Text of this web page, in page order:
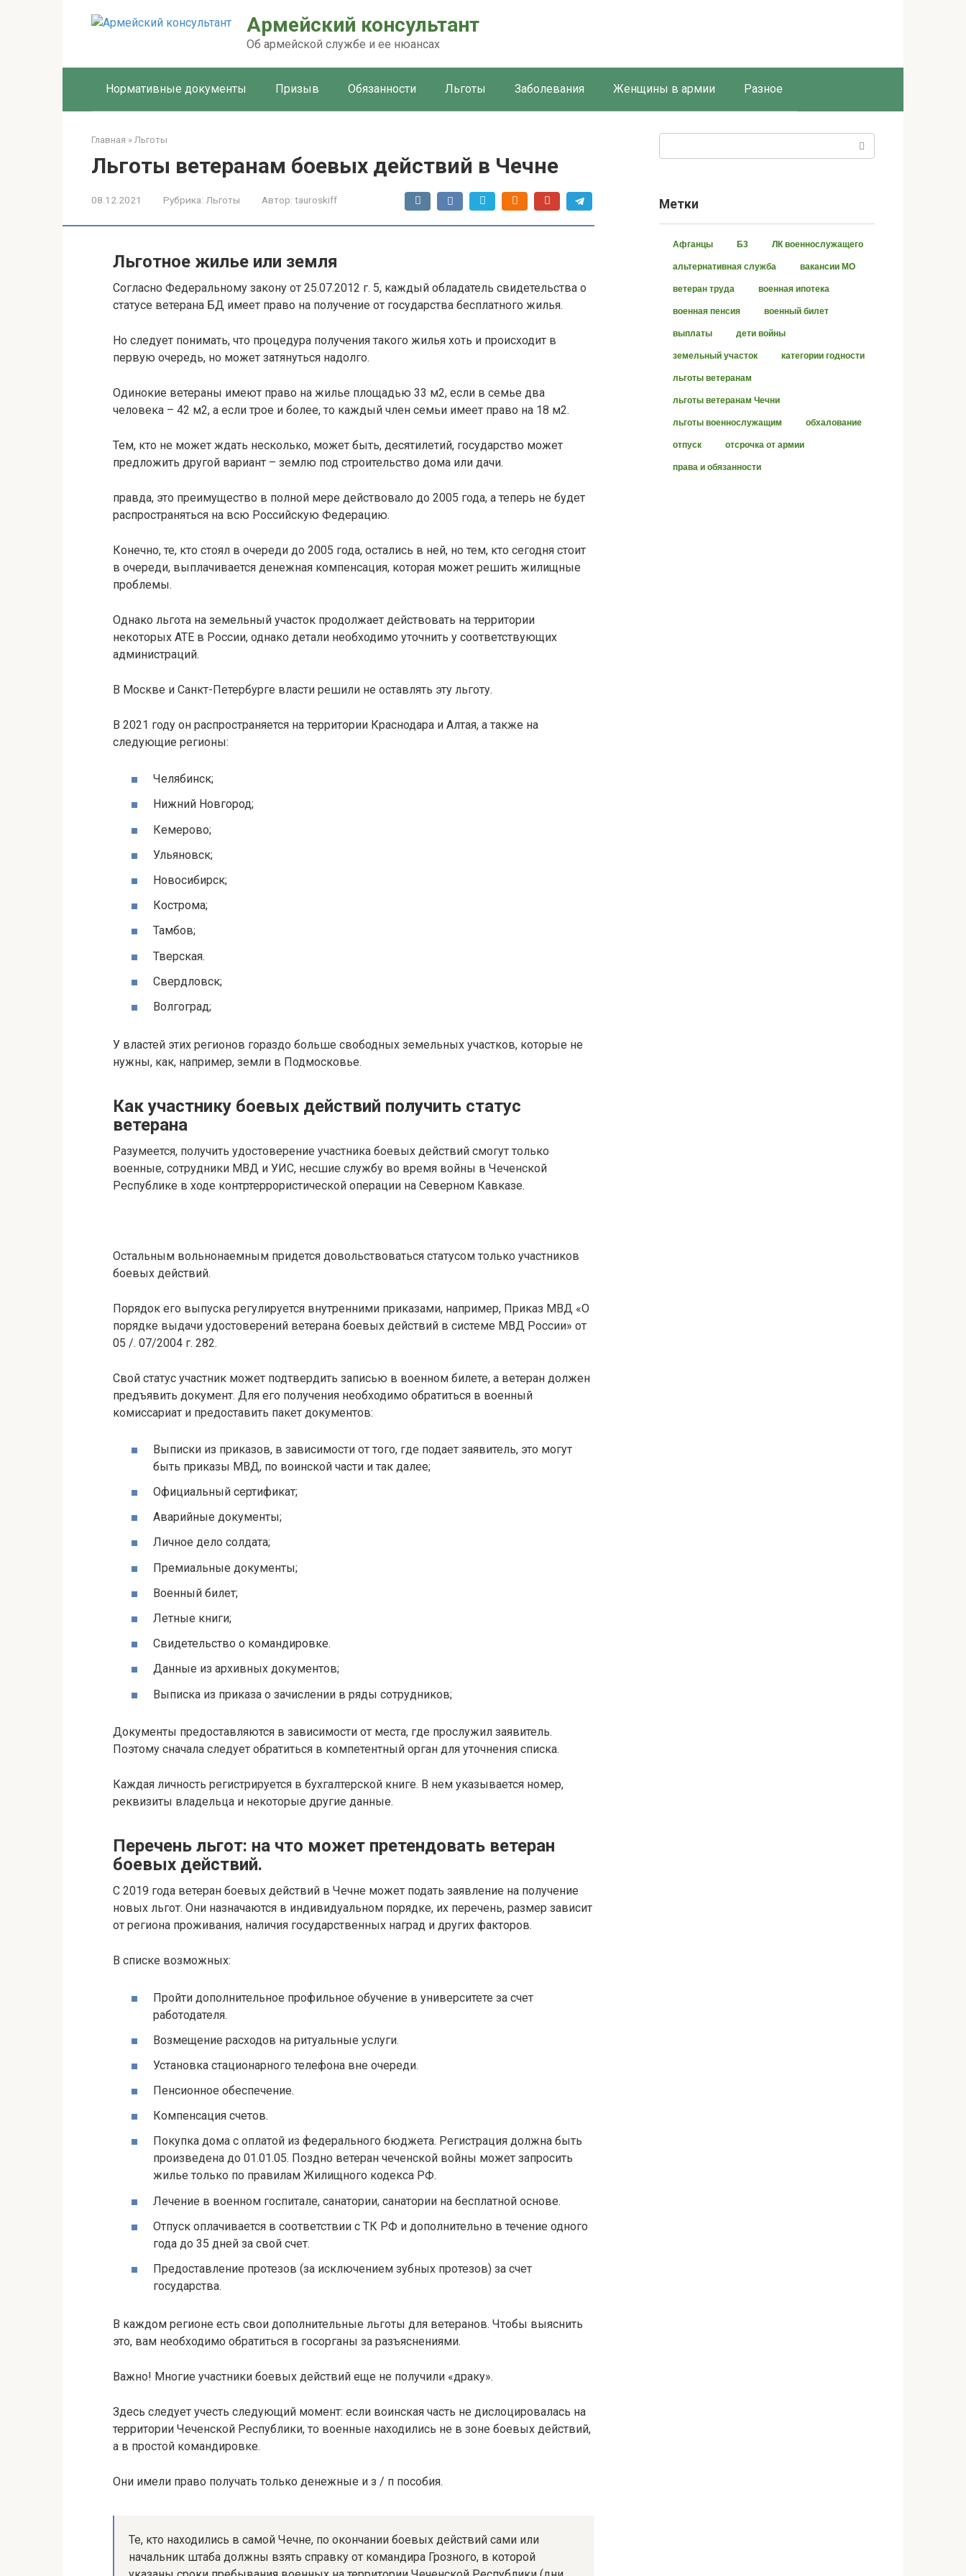
Армейский консультант
Об армейской службе и ее нюансах
Нормативные документы Призыв Обязанности Льготы Заболевания Женщины в армии Разное
Главная » Льготы
Льготы ветеранам боевых действий в Чечне
08.12.2021 Рубрика: Льготы Автор: tauroskiff
Льготное жилье или земля
Согласно Федеральному закону от 25.07.2012 г. 5, каждый обладатель свидетельства о
статусе ветерана БД имеет право на получение от государства бесплатного жилья.
Но следует понимать, что процедура получения такого жилья хоть и происходит в
первую очередь, но может затянуться надолго.
Одинокие ветераны имеют право на жилье площадью 33 м2, если в семье два
человека – 42 м2, а если трое и более, то каждый член семьи имеет право на 18 м2.
Тем, кто не может ждать несколько, может быть, десятилетий, государство может
предложить другой вариант – землю под строительство дома или дачи.
правда, это преимущество в полной мере действовало до 2005 года, а теперь не будет
распространяться на всю Российскую Федерацию.
Конечно, те, кто стоял в очереди до 2005 года, остались в ней, но тем, кто сегодня стоит
в очереди, выплачивается денежная компенсация, которая может решить жилищные
проблемы.
Однако льгота на земельный участок продолжает действовать на территории
некоторых АТЕ в России, однако детали необходимо уточнить у соответствующих
администраций.
В Москве и Санкт-Петербурге власти решили не оставлять эту льготу.
В 2021 году он распространяется на территории Краснодара и Алтая, а также на
следующие регионы:
Челябинск;
Нижний Новгород;
Кемерово;
Ульяновск;
Новосибирск;
Кострома;
Тамбов;
Тверская.
Свердловск;
Волгоград;
У властей этих регионов гораздо больше свободных земельных участков, которые не
нужны, как, например, земли в Подмосковье.
Как участнику боевых действий получить статус
ветерана
Разумеется, получить удостоверение участника боевых действий смогут только
военные, сотрудники МВД и УИС, несшие службу во время войны в Чеченской
Республике в ходе контртеррористической операции на Северном Кавказе.
Остальным вольнонаемным придется довольствоваться статусом только участников
боевых действий.
Порядок его выпуска регулируется внутренними приказами, например, Приказ МВД «О
порядке выдачи удостоверений ветерана боевых действий в системе МВД России» от
05 /. 07/2004 г. 282.
Свой статус участник может подтвердить записью в военном билете, а ветеран должен
предъявить документ. Для его получения необходимо обратиться в военный
комиссариат и предоставить пакет документов:
Выписки из приказов, в зависимости от того, где подает заявитель, это могут
быть приказы МВД, по воинской части и так далее;
Официальный сертификат;
Аварийные документы;
Личное дело солдата;
Премиальные документы;
Военный билет;
Летные книги;
Свидетельство о командировке.
Данные из архивных документов;
Выписка из приказа о зачислении в ряды сотрудников;
Документы предоставляются в зависимости от места, где прослужил заявитель.
Поэтому сначала следует обратиться в компетентный орган для уточнения списка.
Каждая личность регистрируется в бухгалтерской книге. В нем указывается номер,
реквизиты владельца и некоторые другие данные.
Перечень льгот: на что может претендовать ветеран
боевых действий.
С 2019 года ветеран боевых действий в Чечне может подать заявление на получение
новых льгот. Они назначаются в индивидуальном порядке, их перечень, размер зависит
от региона проживания, наличия государственных наград и других факторов.
В списке возможных:
Пройти дополнительное профильное обучение в университете за счет
работодателя.
Возмещение расходов на ритуальные услуги.
Установка стационарного телефона вне очереди.
Пенсионное обеспечение.
Компенсация счетов.
Покупка дома с оплатой из федерального бюджета. Регистрация должна быть
произведена до 01.01.05. Поздно ветеран чеченской войны может запросить
жилье только по правилам Жилищного кодекса РФ.
Лечение в военном госпитале, санатории, санатории на бесплатной основе.
Отпуск оплачивается в соответствии с ТК РФ и дополнительно в течение одного
года до 35 дней за свой счет.
Предоставление протезов (за исключением зубных протезов) за счет
государства.
В каждом регионе есть свои дополнительные льготы для ветеранов. Чтобы выяснить
это, вам необходимо обратиться в госорганы за разъяснениями.
Важно! Многие участники боевых действий еще не получили «драку».
Здесь следует учесть следующий момент: если воинская часть не дислоцировалась на
территории Чеченской Республики, то военные находились не в зоне боевых действий,
а в простой командировке.
Они имели право получать только денежные и з / п пособия.
Те, кто находились в самой Чечне, по окончании боевых действий сами или
начальник штаба должны взять справку от командира Грозного, в которой
Метки
Афганцы Б3 ЛК военнослужащего
альтернативная служба вакансии МО
ветеран труда военная ипотека
военная пенсия военный билет
выплаты дети войны
земельный участок категории годности
льготы ветеранам
льготы ветеранам Чечни
льготы военнослужащим обхалование
отпуск отсрочка от армии
права и обязанности